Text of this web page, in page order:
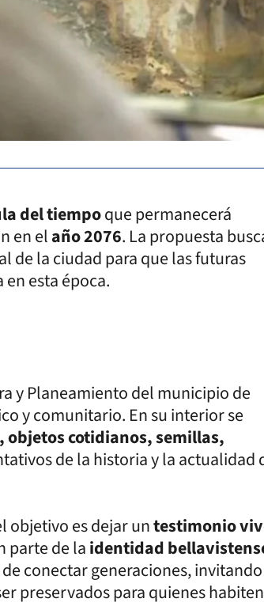
del tiempoque permanecerá
en elaño 2076. La propuesta
de la ciudad para que las futuras
esta época.
y Planeamiento del municipio de
y comunitario. En su interior se
cotidianos, semillas,
de la historia y la actualidad
objetivo es dejar untestimonio
parte de laidentidad
conectar generaciones,
preservados para quienes